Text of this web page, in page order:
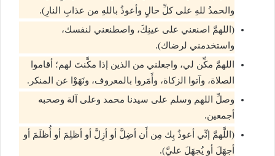
والحمدُ للهِ على كلِّ حالٍ وأعوذُ باللهِ من عذابِ النارِ).
(اللهمَّ اصنعني على عينِكَ، واصطنعني لنفسك،
واستخدمني لرضاك).
اللهمَّ مكِّن لي، واجعلني من الذين إذا مكَّنتَ لهم؛ أقاموا
الصلاة، وآتوا الزكاة، وأَمَروا بالمعروف، ونَهَوْا عن المنكر.
وصلِّ اللهم وسلم على سيدنا محمد وعلى آلة وصحبه
أجمعين.
(اللَّهمَّ إنِّي أعوذُ بِك مِن أَن أضِلَّ أو أزِلَّ أو أظلِمَ أو أُظلَمَ أو
أجهَلَ أو يُجهَلَ عليَّ).